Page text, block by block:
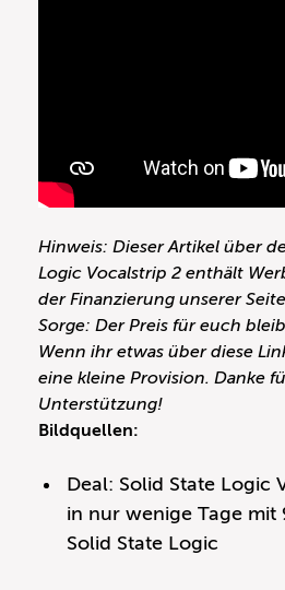
Hinweis: Dieser Artikel über
Logic Vocalstrip 2 enthält
der Finanzierung unserer
Sorge: Der Preis für euch
Wenn ihr etwas über diese
eine kleine Provision. Danke
Unterstützung!
Bildquellen:
Deal: Solid State Logic
in nur wenige Tage mit
Solid State Logic